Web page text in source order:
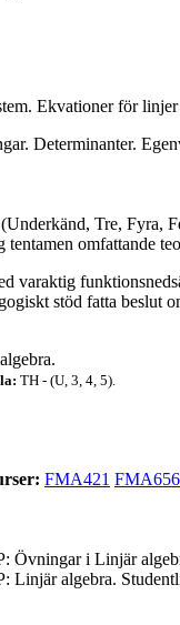
Ekvationer för
Determinanter.
Tre, Fyra,
tentamen omfattande
varaktig
stöd fatta beslut
TH - (U, 3, 4, 5).
FMA421 FMA656
Övningar i Linjär
Linjär algebra.